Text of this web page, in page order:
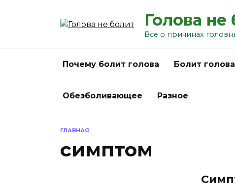
Голова не
Все о причинах
Почему болит голова Болит
Обезболивающее Разное
ГЛАВНАЯ
симптом